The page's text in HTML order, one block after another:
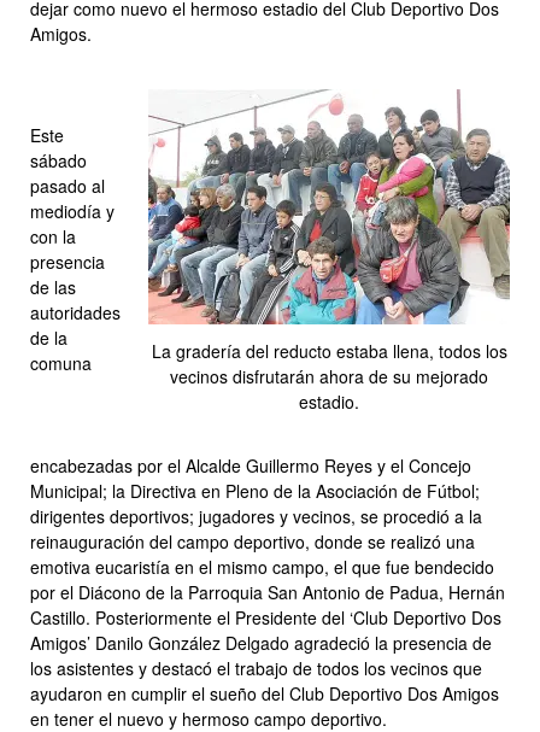
dejar como nuevo el hermoso estadio del Club Deportivo Dos
Amigos.
La gradería del reducto estaba llena, todos los
vecinos disfrutarán ahora de su mejorado
estadio.
Este
sábado
pasado al
mediodía y
con la
presencia
de las
autoridades
de la
comuna
encabezadas por el Alcalde Guillermo Reyes y el Concejo
Municipal; la Directiva en Pleno de la Asociación de Fútbol;
dirigentes deportivos; jugadores y vecinos, se procedió a la
reinauguración del campo deportivo, donde se realizó una
emotiva eucaristía en el mismo campo, el que fue bendecido
por el Diácono de la Parroquia San Antonio de Padua, Hernán
Castillo. Posteriormente el Presidente del ‘Club Deportivo Dos
Amigos’ Danilo González Delgado agradeció la presencia de
los asistentes y destacó el trabajo de todos los vecinos que
ayudaron en cumplir el sueño del Club Deportivo Dos Amigos
en tener el nuevo y hermoso campo deportivo.